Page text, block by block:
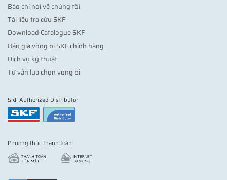
Báo chí nói về chúng tôi
Tài liệu tra cứu SKF
Download Catalogue SKF
Báo giá vòng bi SKF chính hãng
Dịch vụ kỹ thuật
Tư vấn lựa chọn vòng bi
SKF Authorized Distributor
Phương thức thanh toán